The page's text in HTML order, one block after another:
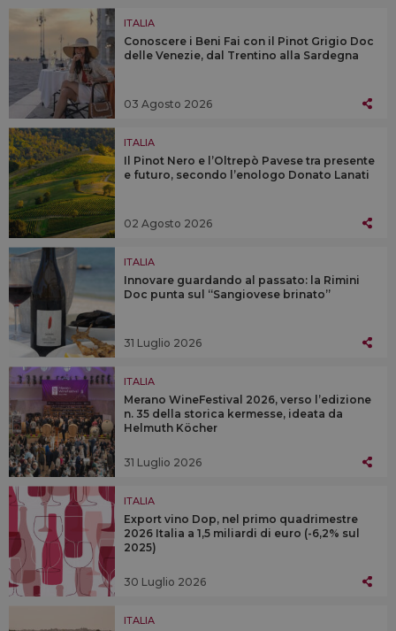
ITALIA
Conoscere i Beni Fai con il Pinot Grigio Doc
delle Venezie, dal Trentino alla Sardegna
03 Agosto 2026
ITALIA
Il Pinot Nero e l’Oltrepò Pavese tra presente
e futuro, secondo l’enologo Donato Lanati
02 Agosto 2026
ITALIA
Innovare guardando al passato: la Rimini
Doc punta sul “Sangiovese brinato”
31 Luglio 2026
ITALIA
Merano WineFestival 2026, verso l’edizione
n. 35 della storica kermesse, ideata da
Helmuth Köcher
31 Luglio 2026
ITALIA
Export vino Dop, nel primo quadrimestre
2026 Italia a 1,5 miliardi di euro (-6,2% sul
2025)
30 Luglio 2026
ITALIA